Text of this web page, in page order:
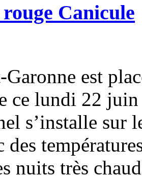
Canicule
Garonne est
ce lundi 22
s’installe sur
des
nuits très